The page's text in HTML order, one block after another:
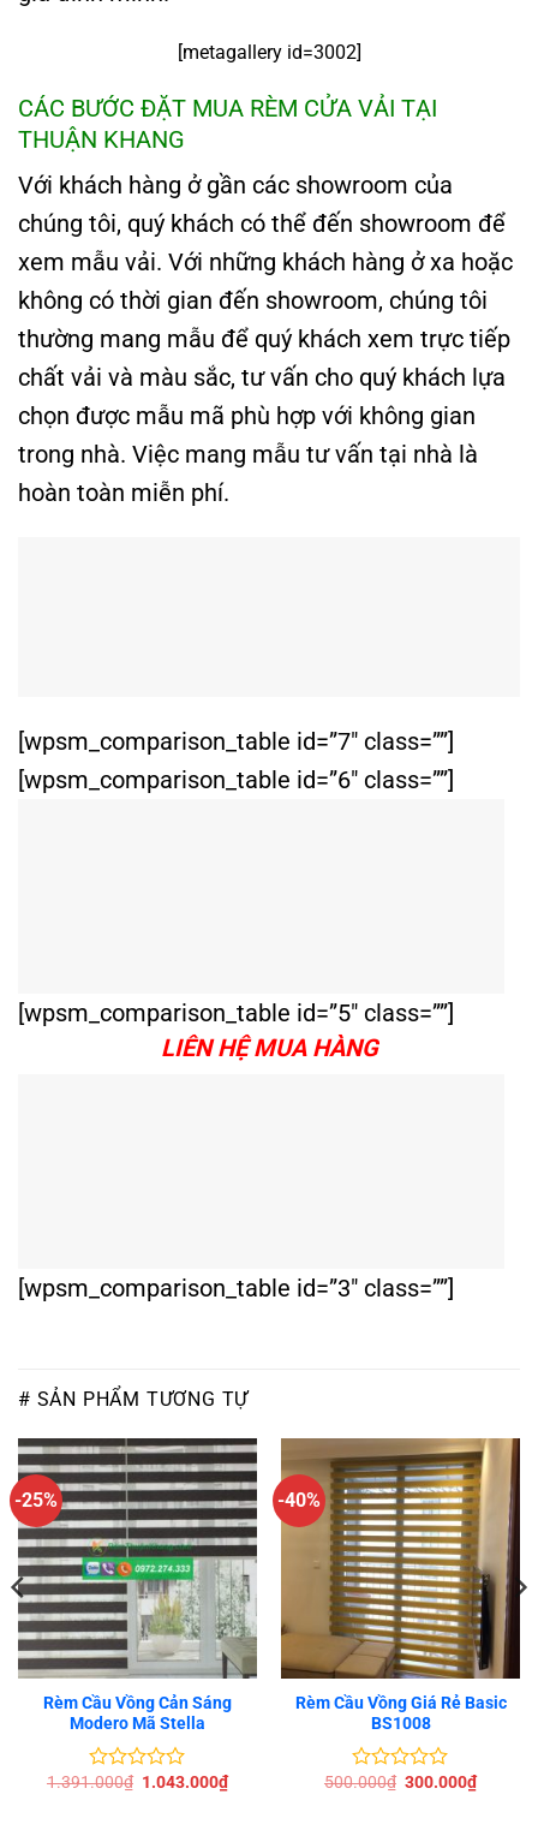
[metagallery id=3002]
CÁC BƯỚC ĐẶT MUA RÈM CỬA VẢI TẠI
THUẬN KHANG
Với khách hàng ở gần các showroom của
chúng tôi, quý khách có thể đến showroom để
xem mẫu vải. Với những khách hàng ở xa hoặc
không có thời gian đến showroom, chúng tôi
thường mang mẫu để quý khách xem trực tiếp
chất vải và màu sắc, tư vấn cho quý khách lựa
chọn được mẫu mã phù hợp với không gian
trong nhà. Việc mang mẫu tư vấn tại nhà là
hoàn toàn miễn phí.
[wpsm_comparison_table id=”7″ class=””]
[wpsm_comparison_table id=”6″ class=””]
[wpsm_comparison_table id=”5″ class=””]
LIÊN HỆ MUA HÀNG
[wpsm_comparison_table id=”3″ class=””]
# SẢN PHẨM TƯƠNG TỰ
-25%
Rèm Cầu Vồng Cản Sáng
Modero Mã Stella
Được
1.391.000₫ Giá
1.043.000₫Giá
hiện
-40%
Rèm Cầu Vồng Giá Rẻ Basic
BS1008
Được
500.000₫ Giá
300.000₫Giá
hiện